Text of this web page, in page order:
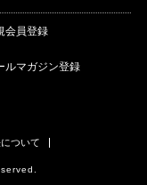
会員登録
ルマガジン登録
ついて